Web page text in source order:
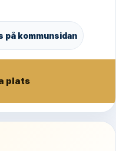
på kommunsidan
plats